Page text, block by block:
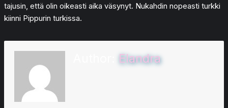
tajusin, että olin oikeasti aika väsynyt. Nukahdin nopeasti turkki
kiinni Pippurin turkissa.
Elandra